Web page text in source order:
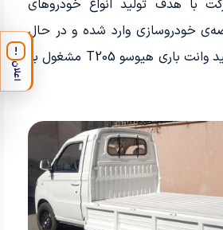
با هدف تولید انواع خودروهای
خودروسازی وارد شده و در حال
حاضر در فاز اول تولید وانت باری هیوسو T205 مشغول به
!
اعلان